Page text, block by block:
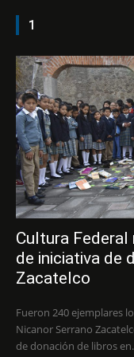
1
Cultura
de iniciativa de
Zacatelco
Fueron 240 ejemplares
Nicanor Serrano Zacatelco, Tlax. Concluyó con gran éxito la campaña
de donación de libros